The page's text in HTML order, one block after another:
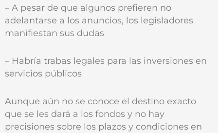
– A pesar de que algunos prefieren no
adelantarse a los anuncios, los legisladores
manifiestan sus dudas
– Habría trabas legales para las inversiones en
servicios públicos
Aunque aún no se conoce el destino exacto
que se les dará a los fondos y no hay
precisiones sobre los plazos y condiciones en